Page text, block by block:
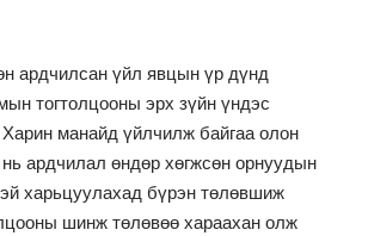
ардчилсан үйл явцын үр дүнд
тогтолцооны эрх зүйн үндэс
Харин манайд үйлчилж байгаа олон
ардчилал өндөр хөгжсөн орнуудын
харьцуулахад бүрэн төлөвшиж
шинж төлөвөө хараахан олж